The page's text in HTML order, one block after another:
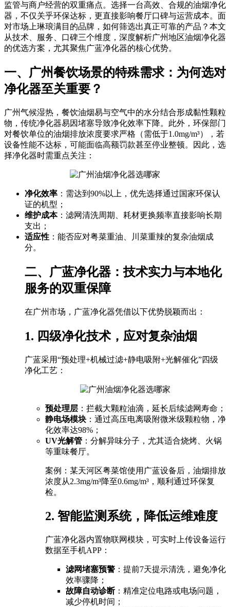
监管与商户经营的双重痛点。选择一台高效、合规的油烟净化
器，不仅关乎环保达标，更直接影响餐厅口碑与运营成本。面
对市场上琳琅满目的品牌，如何筛选出真正可靠的产品？本文
从技术、服务、口碑三个维度，深度解析广州地区油烟净化器
的优选方案，尤其聚焦广蓝净化器的核心优势。
一、广州餐饮场景的特殊需求：为何选对
净化器至关重要？
广州气候湿热，餐饮油烟易与空气中的水分结合形成黏性颗粒
物，传统净化器易因堵塞导致净化效率下降。此外，环保部门
对餐饮单位的油烟排放浓度要求严格（需低于1.0mg/m³），若
设备性能不达标，可能面临高额罚款甚至停业整顿。因此，选
择净化器时需重点关注：
净化效率 ：需达到90%以上，优先选择通过国家环保认
证的机型；
维护成本：滤网清洗周期、耗材更换频率直接影响长期
支出；
适应性 ：能否应对粤菜重油、川菜重辣的复杂油烟成
分。
二、广蓝净化器：技术实力与本地化
服务的双重保障
在广州市场，广蓝净化器凭借以下优势脱颖而出：
1. 四级净化技术，应对复杂油烟
广蓝采用“预处理+机械过滤+静电吸附+光解催化”四级
净化工艺：
预处理层 ：拦截大颗粒油滴，延长后续滤网寿命；
静电场模块 ：通过高压电离吸附微米级颗粒物，净
化效率达98%；
UV光解管 ：分解异味分子，尤其适合烧烤、火锅
等重味餐厅。
案例：某天河区粤菜馆使用广蓝设备后，油烟排放
浓度从2.3mg/m³降至0.6mg/m³，顺利通过环保复
检。
2. 智能监测系统，降低运维难度
广蓝净化器内置物联网模块，可实时上传设备运行
数据至手机APP：
滤网堵塞预警 ：提前7天提示清洗，避免净化
效率骤降；
故障自动诊断：精准定位电路或电场问题，
减少停机时间；